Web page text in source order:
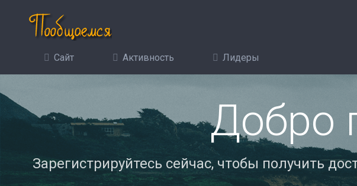
Сайт Активность Лидеры
Добро
Зарегистрируйтесь сейчас, чтобы получить